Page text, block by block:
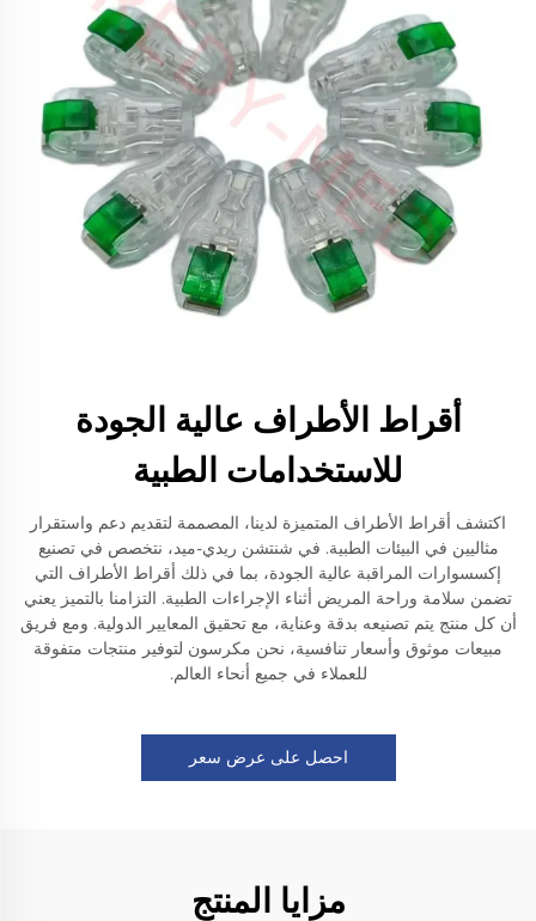
أقراط الأطراف عالية الجودة
للاستخدامات الطبية
اكتشف أقراط الأطراف المتميزة لدينا، المصممة لتقديم دعم واستقرار
مثاليين في البيئات الطبية. في شنتشن ريدي-ميد، نتخصص في تصنيع
إكسسوارات المراقبة عالية الجودة، بما في ذلك أقراط الأطراف التي
تضمن سلامة وراحة المريض أثناء الإجراءات الطبية. التزامنا بالتميز يعني
أن كل منتج يتم تصنيعه بدقة وعناية، مع تحقيق المعايير الدولية. ومع فريق
مبيعات موثوق وأسعار تنافسية، نحن مكرسون لتوفير منتجات متفوقة
للعملاء في جميع أنحاء العالم.
احصل على عرض سعر
مزايا المنتج